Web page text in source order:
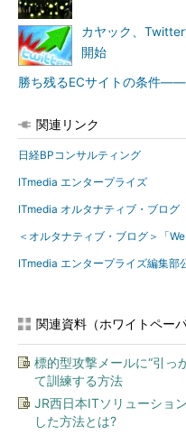
カヤック、
開始
勝ち残るECサイトの条件
関連リンク
日経BPコンサルティング
ITmedia エンタープライズ
ITmedia オルタナティブ・ブログ
＜オルタナティブ・ブログ＞「
ITmedia エンタープライズ編集部
関連資料（ホワイトペーパ
標的型攻撃メールに“引っ
て訓練する方法
JR西日本ITソリューショ
した方法とは?